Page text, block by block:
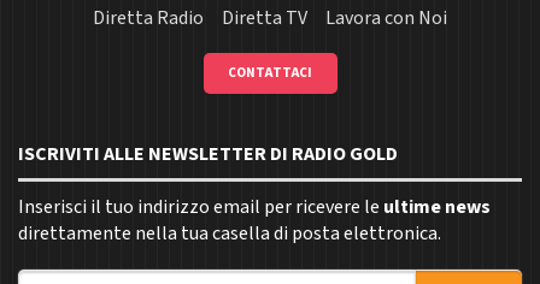
Diretta Radio
Diretta TV Lavora con Noi
CONTATTACI
ISCRIVITI ALLE NEWSLETTER DI RADIO GOLD
Inserisci il tuo indirizzo email per ricevere le ultime news
direttamente nella tua casella di posta elettronica.